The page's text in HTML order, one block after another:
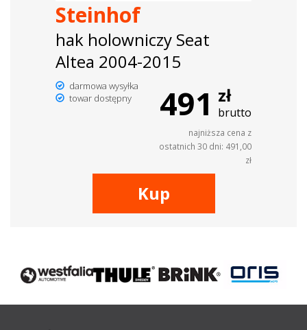
Steinhof
hak holowniczy Seat
Altea 2004-2015
darmowa wysyłka
towar dostępny
491 zł
brutto
najniższa cena z
ostatnich 30 dni: 491,00
zł
Kup